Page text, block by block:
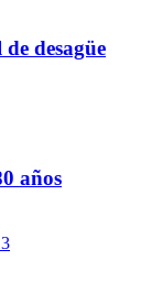
desagüe
años